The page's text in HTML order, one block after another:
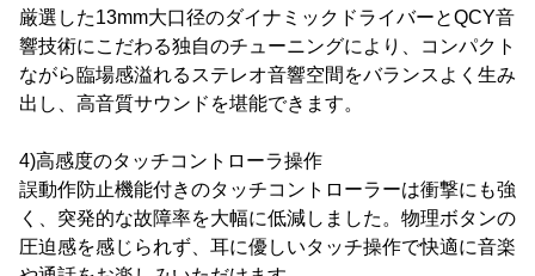
厳選した13mm大口径のダイナミックドライバーとQCY音
響技術にこだわる独自のチューニングにより、コンパクト
ながら臨場感溢れるステレオ音響空間をバランスよく生み
出し、高音質サウンドを堪能できます。
4)高感度のタッチコントローラ操作
誤動作防止機能付きのタッチコントローラーは衝撃にも強
く、突発的な故障率を大幅に低減しました。物理ボタンの
圧迫感を感じられず、耳に優しいタッチ操作で快適に音楽